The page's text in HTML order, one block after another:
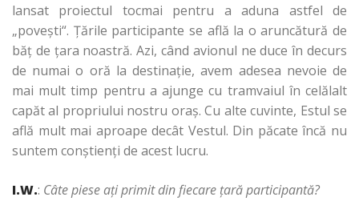
lansat proiectul tocmai pentru a aduna astfel de
„poveşti“. Țările participante se află la o aruncătură de
băţ de ţara noastră. Azi, când avionul ne duce în decurs
de numai o oră la destinaţie, avem adesea nevoie de
mai mult timp pentru a ajunge cu tramvaiul în celălalt
capăt al propriului nostru oraş. Cu alte cuvinte, Estul se
află mult mai aproape decât Vestul. Din păcate încă nu
suntem conştienţi de acest lucru.
I.W.: Câte piese aţi primit din fiecare ţară participantă?